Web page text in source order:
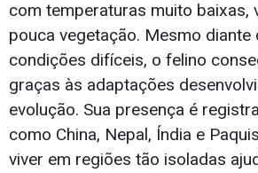
com temperaturas muito baixas,
pouca vegetação. Mesmo diante
condições difíceis, o felino
graças às adaptações
evolução. Sua presença é
como China, Nepal, Índia e
viver em regiões tão isoladas